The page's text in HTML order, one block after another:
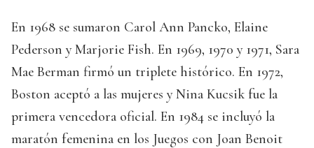
En 1968 se sumaron Carol Ann Pancko, Elaine
Pederson y Marjorie Fish. En 1969, 1970 y 1971, Sara
Mae Berman firmó un triplete histórico. En 1972,
Boston aceptó a las mujeres y Nina Kucsik fue la
primera vencedora oficial. En 1984 se incluyó la
maratón femenina en los Juegos con Joan Benoit